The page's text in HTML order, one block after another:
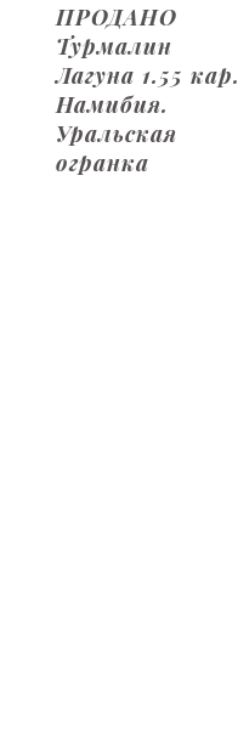
ПРОДАНО
Турмалин
Лагуна 1.55 кар.
Намибия.
Уральская
огранка